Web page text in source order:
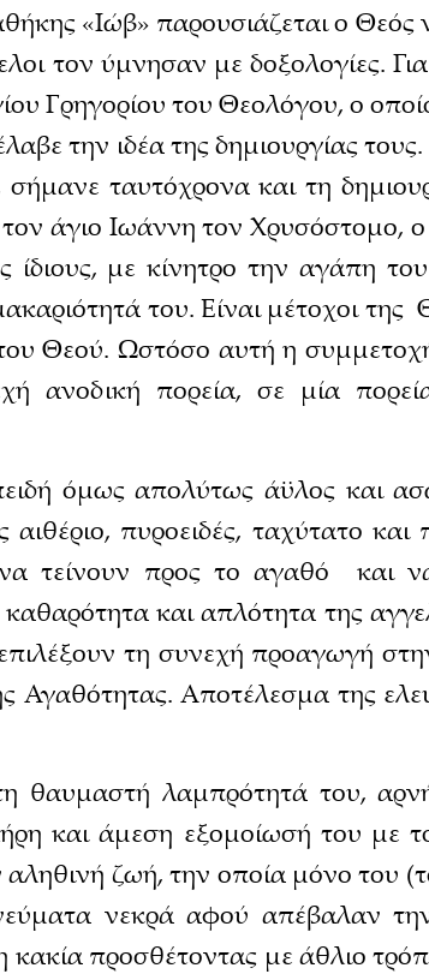
«Ιώβ» παρουσιάζεται ο Θεός
τον ύμνησαν με δοξολογίες.
Γρηγορίου του Θεολόγου, ο
την ιδέα της δημιουργίας
ταυτόχρονα και τη
άγιο Ιωάννη τον Χρυσόστομο, ο
με κίνητρο την αγάπη
του. Είναι μέτοχοι της
Θεού. Ωστόσο αυτή η
ανοδική πορεία, σε μία
όμως απολύτως άϋλος και
πυροειδές, ταχύτατο
τείνουν προς το αγαθό και
και απλότητα της
επιλέξουν τη συνεχή προαγωγή
Αποτέλεσμα της
θαυμαστή λαμπρότητά του,
και άμεση εξομοίωσή του με
ζωή, την οποία μόνο του
νεκρά αφού απέβαλαν
προσθέτοντας με άθλιο